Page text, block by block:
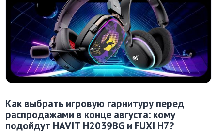
Как выбрать игровую гарнитуру перед
распродажами в конце августа: кому
подойдут HAVIT H2039BG и FUXI H7?